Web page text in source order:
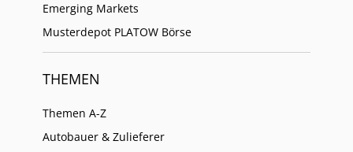
Emerging Markets
Musterdepot PLATOW Börse
THEMEN
Themen A-Z
Autobauer & Zulieferer